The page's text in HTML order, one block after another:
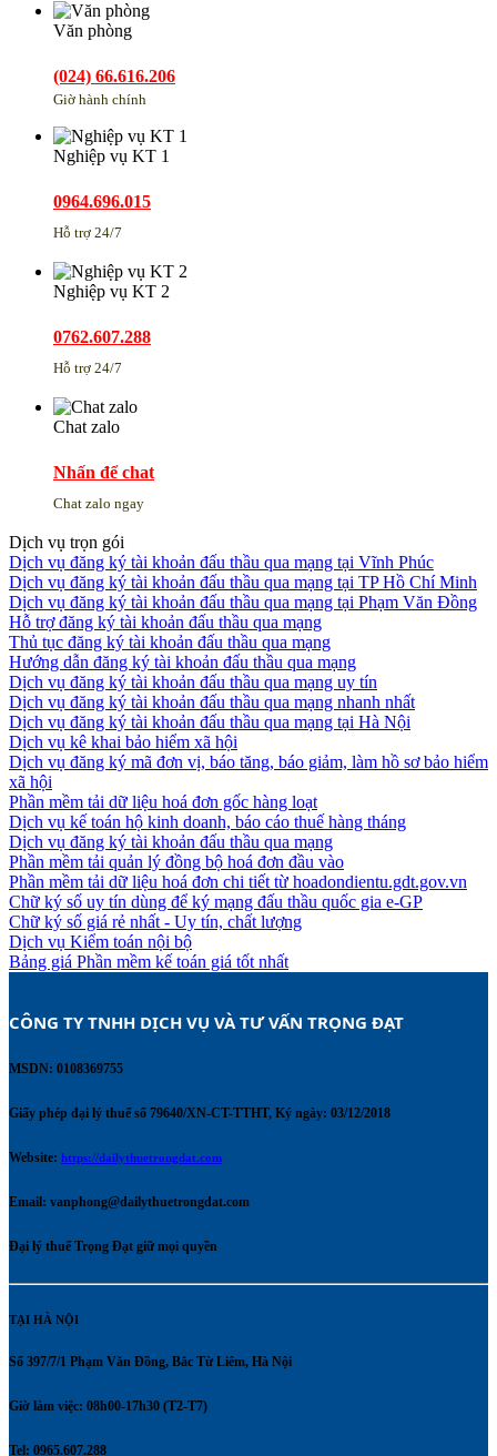
Văn phòng
(024) 66.616.206
Giờ hành chính
Nghiệp vụ KT 1
0964.696.015
Hỗ trợ 24/7
Nghiệp vụ KT 2
0762.607.288
Hỗ trợ 24/7
Chat zalo
Nhấn để chat
Chat zalo ngay
Dịch vụ trọn gói
Dịch vụ đăng ký tài khoản đấu thầu qua mạng tại Vĩnh Phúc
Dịch vụ đăng ký tài khoản đấu thầu qua mạng tại TP Hồ Chí Minh
Dịch vụ đăng ký tài khoản đấu thầu qua mạng tại Phạm Văn Đồng
Hỗ trợ đăng ký tài khoản đấu thầu qua mạng
Thủ tục đăng ký tài khoản đấu thầu qua mạng
Hướng dẫn đăng ký tài khoản đấu thầu qua mạng
Dịch vụ đăng ký tài khoản đấu thầu qua mạng uy tín
Dịch vụ đăng ký tài khoản đấu thầu qua mạng nhanh nhất
Dịch vụ đăng ký tài khoản đấu thầu qua mạng tại Hà Nội
Dịch vụ kê khai bảo hiểm xã hội
Dịch vụ đăng ký mã đơn vị, báo tăng, báo giảm, làm hồ sơ bảo hiểm
xã hội
Phần mềm tải dữ liệu hoá đơn gốc hàng loạt
Dịch vụ kế toán hộ kinh doanh, báo cáo thuế hàng tháng
Dịch vụ đăng ký tài khoản đấu thầu qua mạng
Phần mềm tải quản lý đồng bộ hoá đơn đầu vào
Phần mềm tải dữ liệu hoá đơn chi tiết từ hoadondientu.gdt.gov.vn
Chữ ký số uy tín dùng để ký mạng đấu thầu quốc gia e-GP
Chữ ký số giá rẻ nhất - Uy tín, chất lượng
Dịch vụ Kiểm toán nội bộ
Bảng giá Phần mềm kế toán giá tốt nhất
CÔNG TY TNHH DỊCH VỤ VÀ TƯ VẤN TRỌNG ĐẠT
MSDN: 0108369755
Giấy phép đại lý thuế số 79640/XN-CT-TTHT, Ký ngày: 03/12/2018
Website: https://dailythuetrongdat.com
Email: vanphong@dailythuetrongdat.com
Đại lý thuế Trọng Đạt giữ mọi quyền
TẠI HÀ NỘI
Số 397/7/1 Phạm Văn Đồng, Bắc Từ Liêm, Hà Nội
Giờ làm việc: 08h00-17h30 (T2-T7)
Tel: 0965.607.288